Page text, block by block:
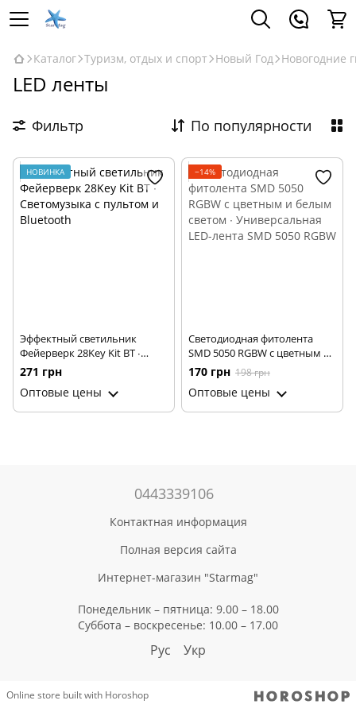
Каталог Туризм, отдых и спорт Новый Год Новогодние
LED ленты
Фильтр По популярности
НОВИНКА
Эффектный светильник
Фейерверк 28Key Kit BT ∙
Светомузыка с пультом и
Bluetooth
271 грн
Оптовые цены
−14%
Светодиодная фитолента
SMD 5050 RGBW с цветным и
белым светом ∙
Универсальная LED-лента
SMD 5050 RGBW
170 грн 198 грн
Оптовые цены
0443339106
Контактная информация
Полная версия сайта
Интернет-магазин "Starmag"
Понедельник – пятница: 9.00 – 18.00
Суббота – воскресенье: 10.00 – 17.00
Рус Укр
Online store built with Horoshop